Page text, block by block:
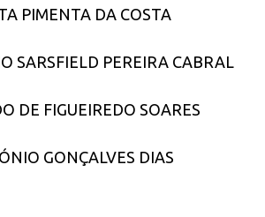
PIMENTA DA COSTA
SARSFIELD PEREIRA CABRAL
DE FIGUEIREDO SOARES
GONÇALVES DIAS